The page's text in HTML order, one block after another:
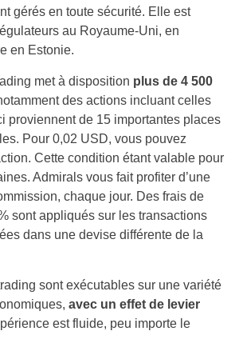
gérés en toute sécurité. Elle est
au Royaume-Uni, en
en Estonie.
met à disposition plus de 4 500
des actions incluant celles
proviennent de 15 importantes places
Pour 0,02 USD, vous pouvez
Cette condition étant valable pour
Admirals vous fait profiter d’une
chaque jour. Des frais de
sont appliqués sur les transactions
dans une devise différente de la
sont exécutables sur une variété
avec un effet de levier
est fluide, peu importe le